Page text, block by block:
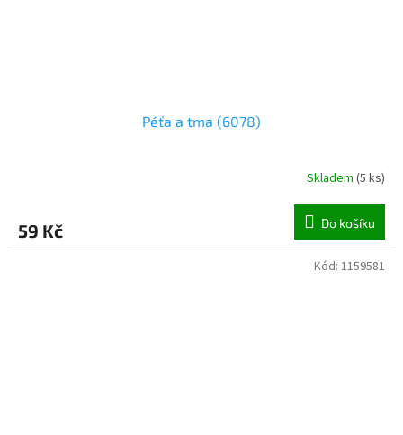
Péťa a tma (6078)
Skladem (5 ks)
59 Kč Do košíku
Kód: 1159581